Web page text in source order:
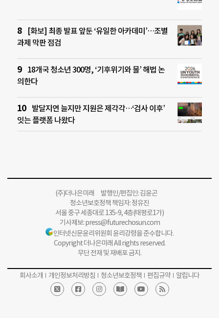
[화보] 최종 발표 앞둔 ‘유일한 아카데미’…조별
과제 막판 점검
18개국 청소년 300명, ‘기후위기와 물’ 해법 논
의한다
발달지연 늘지만 지원은 제각각…‘검사 이후’
잇는 플랫폼 나왔다
(주)더나은미래 발행인/편집인: 김윤곤
청소년보호정책 책임자: 정유진
서울 중구 세종대로 135-9, 4층(태평로1가)
기사제보:press@futurechosun.com
인터넷신문윤리위원회 윤리강령을 준수합니다.
Copyright 더나은미래 All rights reserved.
무단 전재 및 재배포 금지.
회사소개 개인정보처리방침 청소년보호정책 편집규약 알립니다